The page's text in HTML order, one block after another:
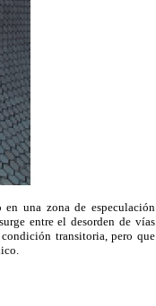
una zona de especulación
entre el desorden de vías
transitoria, pero que